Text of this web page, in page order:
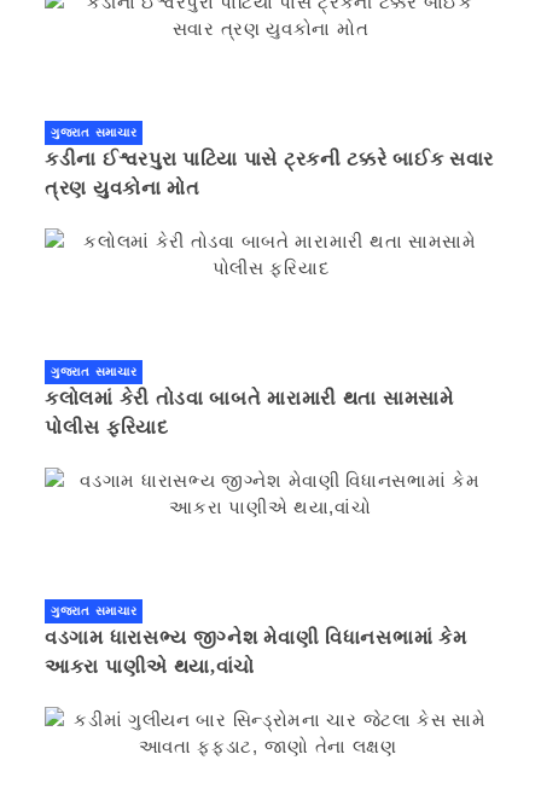
ગુજરાત સમાચાર
કડીના ઈશ્વરપુરા પાટિયા પાસે ટ્રકની ટક્કરે બાઈક સવાર
ત્રણ યુવકોના મોત
ગુજરાત સમાચાર
કલોલમાં કેરી તોડવા બાબતે મારામારી થતા સામસામે
પોલીસ ફરિયાદ
ગુજરાત સમાચાર
વડગામ ધારાસભ્ય જીગ્નેશ મેવાણી વિધાનસભામાં કેમ
આકરા પાણીએ થયા,વાંચો